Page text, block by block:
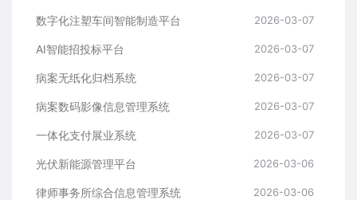
数字化注塑车间智能制造平台 2026-03-07
AI智能招投标平台 2026-03-07
病案无纸化归档系统 2026-03-07
病案数码影像信息管理系统 2026-03-07
一体化支付展业系统 2026-03-07
光伏新能源管理平台 2026-03-06
律师事务所综合信息管理系统 2026-03-06